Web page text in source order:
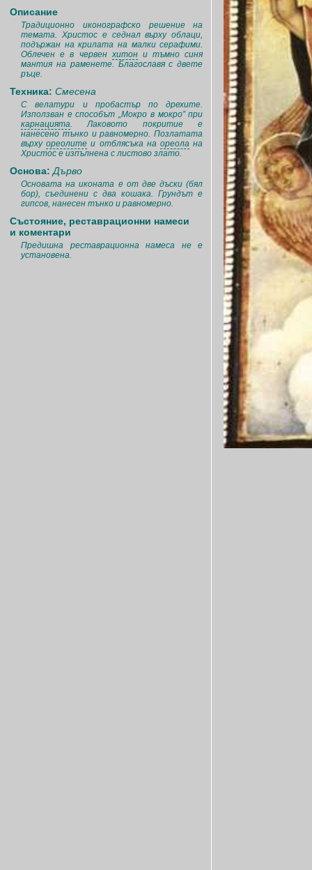
Описание
Традиционно иконографско решение на
темата. Христос е седнал върху облаци,
подържан на крилата на малки серафими.
Облечен е в червенхитони тъмно синя
мантия на раменете. Благославя с двете
ръце.
Техника: Смесена
С велатури и пробастър по дрехите.
Използван е способът „Мокро в мокро” при
карнацията. Лаковото покритие е
нанесено тънко и равномерно. Позлатата
върхуореолите и отблясъка наореола на
Христос е изпълнена с листово злато.
Основа: Дърво
Основата на иконата е от две дъски (бял
бор), съединени с два кошака. Грундът е
гипсов, нанесен тънко и равномерно.
Състояние, реставрационни намеси
и коментари
Предишна реставрационна намеса не е
установена.